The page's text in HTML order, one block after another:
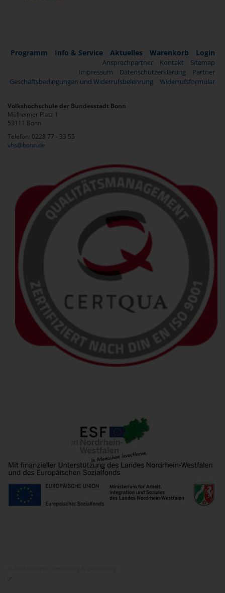
Programm Info & Service Aktuelles Warenkorb Login
Ansprechpartner Kontakt
Sitemap
Impressum
Datenschutzerklärung
Partner
Geschäftsbedingungen und Widerrufsbelehrung
Widerrufsformular
Volkshochschule der Bundesstadt Bonn
Mülheimer Platz 1
53111 Bonn
Telefon: 0228 77 - 33 55
vhs@bonn.de